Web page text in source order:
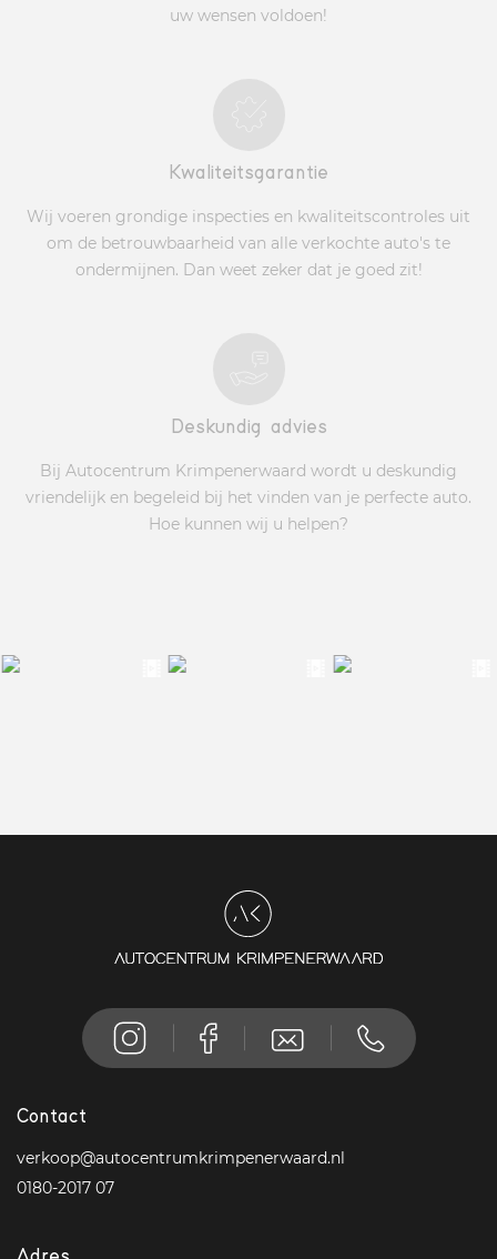
uw wensen voldoen!
Kwaliteitsgarantie
Wij voeren grondige inspecties en kwaliteitscontroles uit
om de betrouwbaarheid van alle verkochte auto's te
ondermijnen. Dan weet zeker dat je goed zit!
Deskundig advies
Bij Autocentrum Krimpenerwaard wordt u deskundig
vriendelijk en begeleid bij het vinden van je perfecte auto.
Hoe kunnen wij u helpen?
Contact
verkoop@autocentrumkrimpenerwaard.nl
0180-2017 07